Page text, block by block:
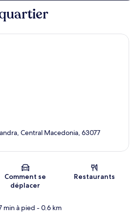
Carte
Central Macedonia, 63077
Comment se
déplacer
Restaurants
min à pied - 0.6 km